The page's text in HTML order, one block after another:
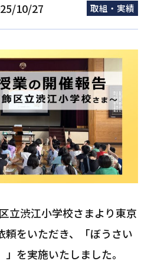
10/27 取組・実績
立渋江小学校さまより東京
頼をいただき、「ぼうさい
を実施いたしました。